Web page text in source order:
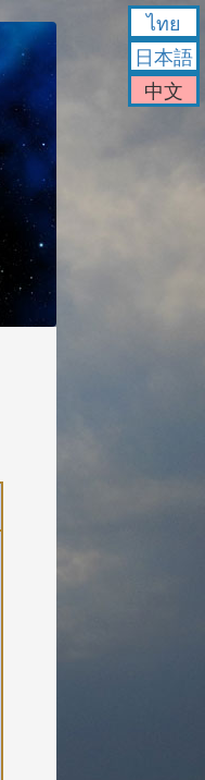
ไทย
日本語
中文